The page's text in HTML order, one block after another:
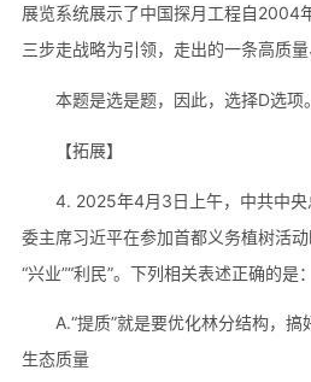
展览系统展示了中国探月工程自2004
三步走战略为引领，走出的一条高质量
本题是选是题，因此，选择D选项。
【拓展】
4. 2025年4月3日上午，中共中
委主席习近平在参加首都义务植树活
“兴业”“利民”。下列相关表述正确的是：
A.“提质”就是要优化林分结构，
生态质量